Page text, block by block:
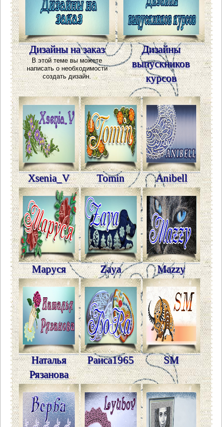
Дизайны на заказ
В этой теме вы можете
написать о необходимости
создать дизайн.
Дизайны
выпускников
курсов
Xsenia_V Tomin Anibell
Маруся Zaya Mazzy
Наталья
Рязанова
Раиса1965 SM